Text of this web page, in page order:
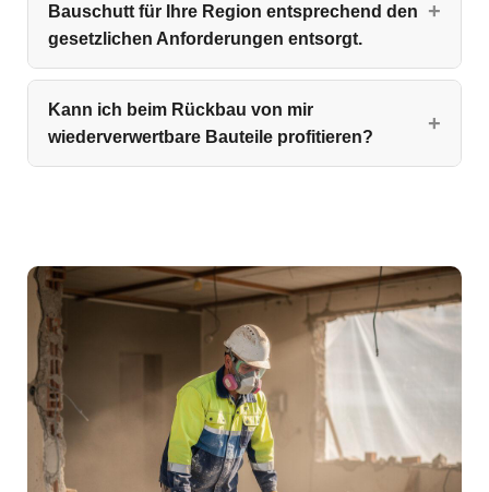
Bauschutt für Ihre Region entsprechend den
gesetzlichen Anforderungen entsorgt.
Kann ich beim Rückbau von mir
wiederverwertbare Bauteile profitieren?